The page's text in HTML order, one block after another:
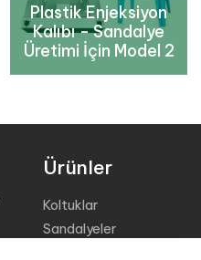
Plastik Enjeksiyon
Kalıbı - Sandalye
Üretimi İçin Model 2
Ürünler
Koltuklar
Sandalyeler